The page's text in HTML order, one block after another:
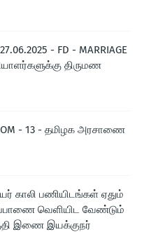
- FD - MARRIAGE
திருமண
- 13 - தமிழக அரசாணை
காலி பணியிடங்கள் ஏதும்
வெளியிட வேண்டும்
இணை இயக்குநர்